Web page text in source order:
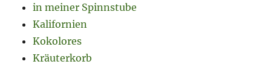
in meiner Spinnstube
Kalifornien
Kokolores
Kräuterkorb